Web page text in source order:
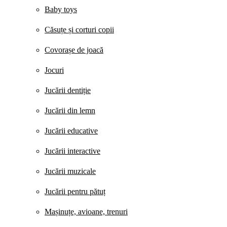
Baby toys
Căsuțe și corturi copii
Covorașe de joacă
Jocuri
Jucării dentiție
Jucării din lemn
Jucării educative
Jucării interactive
Jucării muzicale
Jucării pentru pătuț
Mașinuțe, avioane, trenuri